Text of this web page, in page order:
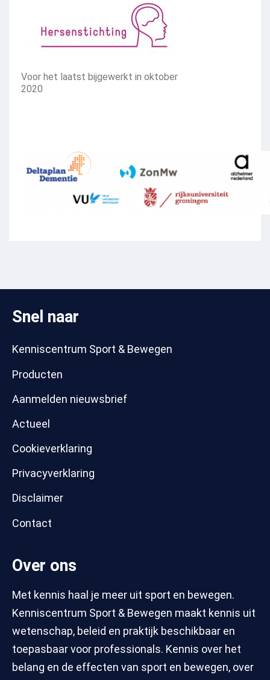
Voor het laatst bijgewerkt in oktober
2020
Snel naar
Kenniscentrum Sport & Bewegen
Producten
Aanmelden nieuwsbrief
Actueel
Cookieverklaring
Privacyverklaring
Disclaimer
Contact
Over ons
Met kennis haal je meer uit sport en bewegen.
Kenniscentrum Sport & Bewegen maakt kennis uit
wetenschap, beleid en praktijk beschikbaar en
toepasbaar voor professionals. Kennis over het
belang en de effecten van sport en bewegen, over